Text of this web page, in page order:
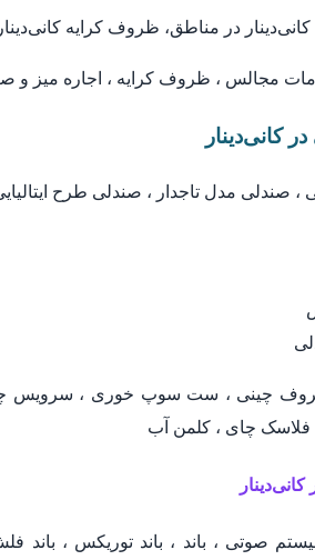
در مناطق، ظروف کرایه
مجالس ، ظروف کرایه ، اجاره میز و
کانی‌دینار
، صندلی مدل تاجدار ، صندلی طرح
ظروف چینی ، ست سوپ خوری ، سرویس
فلاسک چای ، کلمن آب